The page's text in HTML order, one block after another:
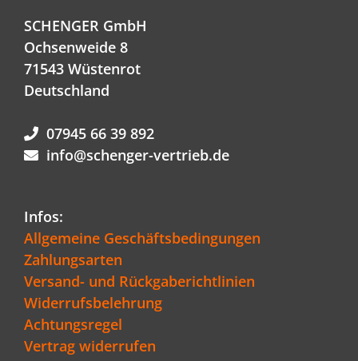
SCHENGER GmbH
Ochsenweide 8
71543 Wüstenrot
Deutschland
07945 66 39 892
info@schenger-vertrieb.de
Infos:
Allgemeine Geschäftsbedingungen
Zahlungsarten
Versand- und Rückgaberichtlinien
Widerrufsbelehrung
Achtungsregel
Vertrag widerrufen